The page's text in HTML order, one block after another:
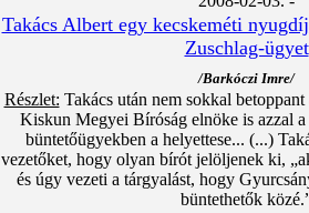
Takács Albert egy kecskeméti
Zuschlag-ügyet
/Barkóczi Imre/
Részlet: Takács után nem sokkal
Kiskun Megyei Bíróság elnöke is azzal
büntetőügyekben a helyettese... (...)
vezetőket, hogy olyan bírót jelöljenek ki,
és úgy vezeti a tárgyalást, hogy
büntethetők